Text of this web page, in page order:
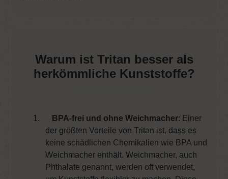
Warum ist Tritan besser als
herkömmliche Kunststoffe?
1. BPA-frei und ohne Weichmacher: Einer
der größten Vorteile von Tritan ist, dass es
keine schädlichen Chemikalien wie BPA und
Weichmacher enthält. Weichmacher, auch
Phthalate genannt, werden oft verwendet,